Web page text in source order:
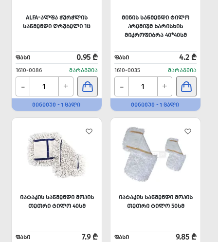
ALFA-ᲐᲚᲤᲐ ᲭᲣᲠᲭᲚᲘᲡ
ᲡᲐᲬᲛᲔᲜᲓᲘ ᲦᲠᲣᲑᲔᲚᲘ 1Ც
ᲤᲐᲡᲘ 0.95 ₾
1610-0086 ᲛᲐᲠᲐᲒᲨᲘᲐ
- +
ᲛᲘᲜᲘᲛᲣᲛ - 1 ᲪᲐᲚᲘ
ᲛᲘᲜᲘᲡ ᲡᲐᲬᲛᲔᲜᲓᲘ ᲢᲘᲚᲝ
ᲞᲠᲔᲛᲘᲣᲛ ᲮᲐᲠᲘᲡᲮᲘᲡ
ᲛᲘᲙᲠᲝᲤᲘᲑᲠᲐ 40*40ᲡᲛ
ᲤᲐᲡᲘ 4.2 ₾
1610-0035 ᲛᲐᲠᲐᲒᲨᲘᲐ
- +
ᲛᲘᲜᲘᲛᲣᲛ - 1 ᲪᲐᲚᲘ
ᲘᲐᲢᲐᲙᲘᲡ ᲡᲐᲬᲛᲔᲜᲓᲘ ᲛᲝᲞᲘᲡ
ᲗᲔᲗᲠᲘ ᲢᲘᲚᲝ 40ᲡᲛ
ᲤᲐᲡᲘ 7.9 ₾
ᲘᲐᲢᲐᲙᲘᲡ ᲡᲐᲬᲛᲔᲜᲓᲘ ᲛᲝᲞᲘᲡ
ᲗᲔᲗᲠᲘ ᲢᲘᲚᲝ 50ᲡᲛ
ᲤᲐᲡᲘ 9.85 ₾